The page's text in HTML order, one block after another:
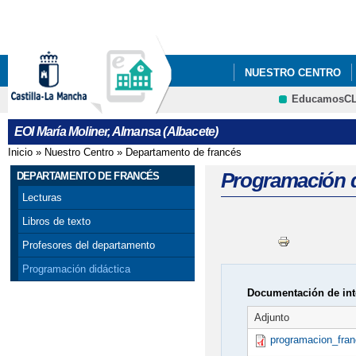
NUESTRO CENTRO
PROCESO DE
EOI María Moliner, Almansa (Albacete)
Se encuentra usted aquí
Inicio » Nuestro Centro » Departamento de francés
DEPARTAMENTO DE FRANCÉS
Lecturas
Libros de texto
Profesores del departamento
Programación didáctica
Programación
Documentación de
Adjunto